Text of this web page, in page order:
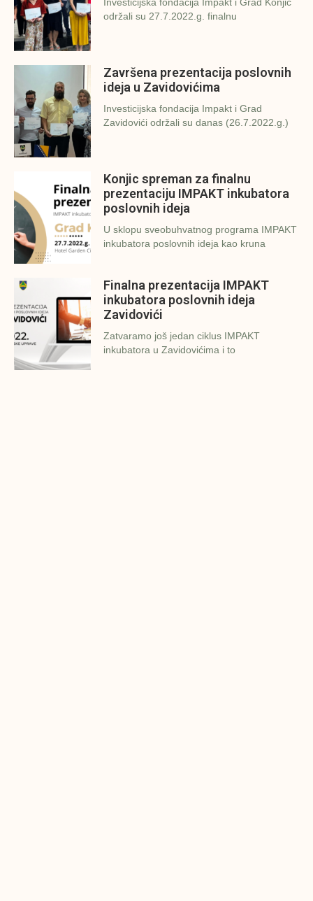
održali su 27.7.2022.g. finalnu
Završena prezentacija poslovnih
ideja u Zavidovićima
Investicijska fondacija Impakt i Grad
Zavidovići održali su danas (26.7.2022.g.)
Konjic spreman za finalnu
prezentaciju IMPAKT inkubatora
poslovnih ideja
U sklopu sveobuhvatnog programa IMPAKT
inkubatora poslovnih ideja kao kruna
Finalna prezentacija IMPAKT
inkubatora poslovnih ideja
Zavidovići
Zatvaramo još jedan ciklus IMPAKT
inkubatora u Zavidovićima i to